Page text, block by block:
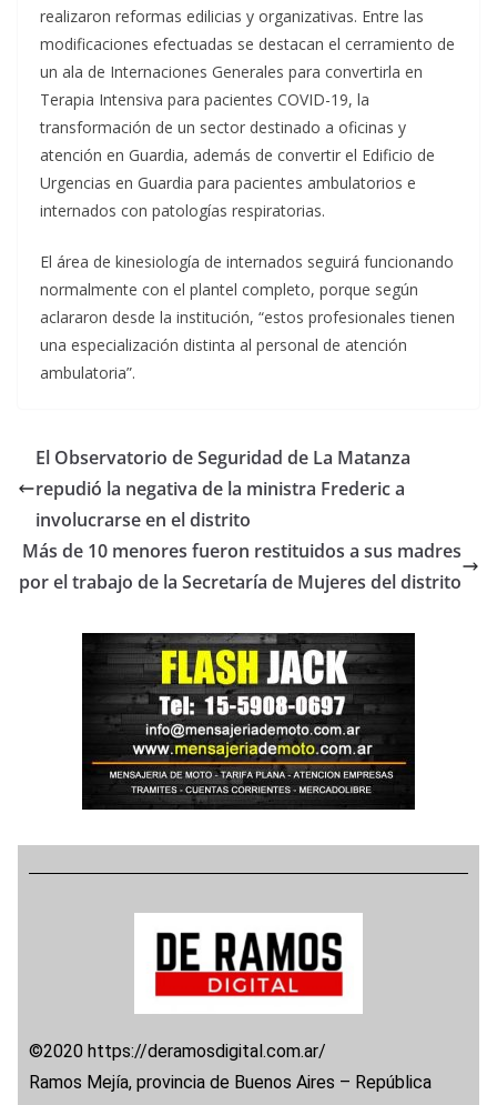
realizaron reformas edilicias y organizativas. Entre las
modificaciones efectuadas se destacan el cerramiento de
un ala de Internaciones Generales para convertirla en
Terapia Intensiva para pacientes COVID-19, la
transformación de un sector destinado a oficinas y
atención en Guardia, además de convertir el Edificio de
Urgencias en Guardia para pacientes ambulatorios e
internados con patologías respiratorias.
El área de kinesiología de internados seguirá funcionando
normalmente con el plantel completo, porque según
aclararon desde la institución, “estos profesionales tienen
una especialización distinta al personal de atención
ambulatoria”.
El Observatorio de Seguridad de La Matanza
repudió la negativa de la ministra Frederic a
involucrarse en el distrito
Más de 10 menores fueron restituidos a sus madres
por el trabajo de la Secretaría de Mujeres del distrito
©2020 https://deramosdigital.com.ar/
Ramos Mejía, provincia de Buenos Aires – República